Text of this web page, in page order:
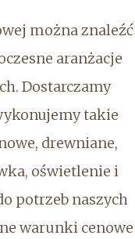
można znaleźć
aranżacje
Dostarczamy
takie
drewniane,
oświetlenie i
potrzeb naszych
warunki cenowe